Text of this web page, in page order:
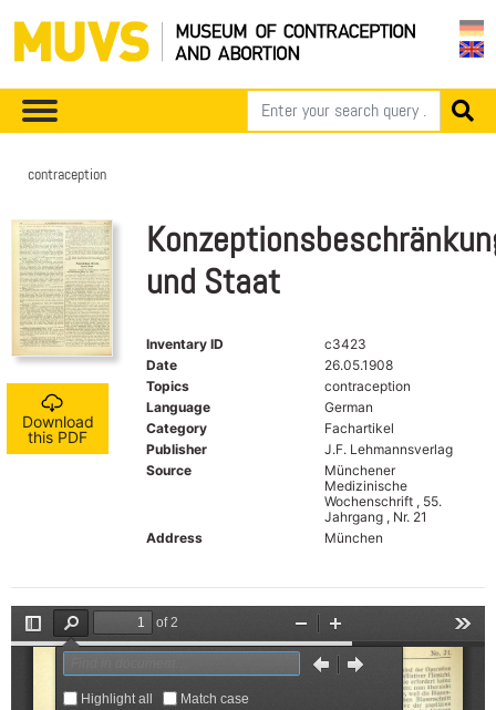
contraception
Download
this PDF
und Staat
Inventary ID
c3423
Date
26.05.1908
Topics
contraception
Language
German
Category
Fachartikel
Publisher
J.F. Lehmannsverlag
Source
Münchener
Medizinische
Wochenschrift , 55.
Jahrgang , Nr. 21
Address
München